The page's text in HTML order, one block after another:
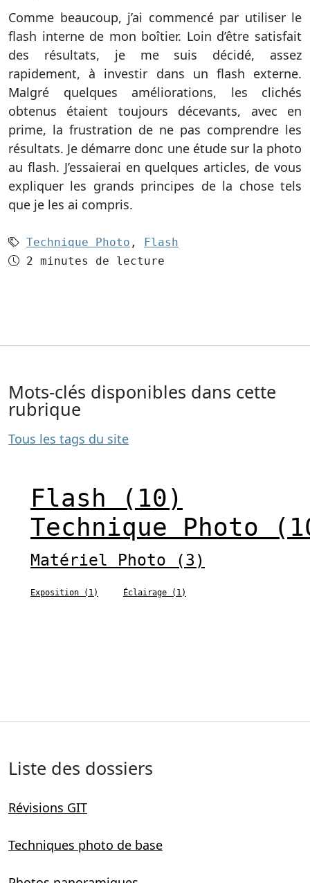
Comme beaucoup, j’ai commencé par utiliser le
flash interne de mon boîtier. Loin d’être satisfait
des résultats, je me suis décidé, assez
rapidement, à investir dans un flash externe.
Malgré quelques améliorations, les clichés
obtenus étaient toujours décevants, avec en
prime, la frustration de ne pas comprendre les
résultats. Je démarre donc une étude sur la photo
au flash. J’essaierai en quelques articles, de vous
expliquer les grands principes de la chose tels
que je les ai compris.
Mots-clés (2):
Technique Photo , Flash
Temps de lecture
2 minutes de lecture
Mots-clés disponibles dans cette
rubrique
Tous les tags du site
Flash (10)
Technique Photo
Matériel Photo (3)
Exposition (1) Éclairage (1)
Liste des dossiers
Révisions GIT
Techniques photo de base